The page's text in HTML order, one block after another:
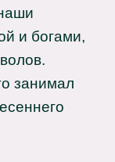
и богами,
занимал